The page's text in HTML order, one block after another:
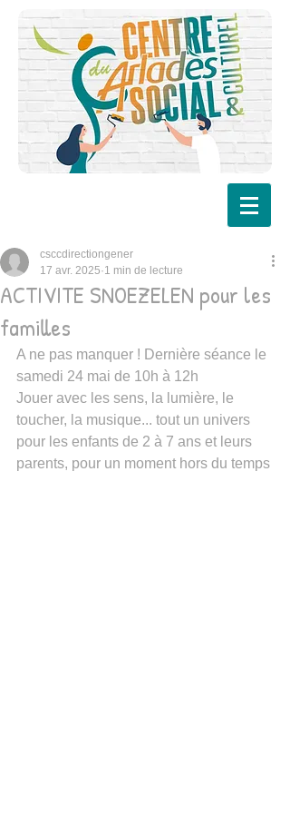
ACTIVITE SNOEZELEN pour les
familles
csccdirectiongener
17 avr. 2025 1 min de lecture
A ne pas manquer ! Dernière séance le
samedi 24 mai de 10h à 12h
Jouer avec les sens, la lumière, le
toucher, la musique... tout un univers
pour les enfants de 2 à 7 ans et leurs
parents, pour un moment hors du temps